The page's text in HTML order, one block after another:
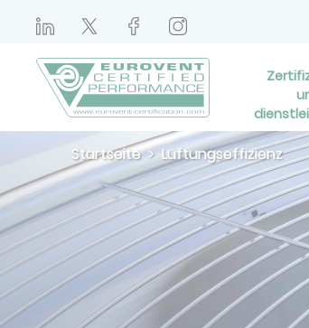
Startseite Lüftungseffizienz